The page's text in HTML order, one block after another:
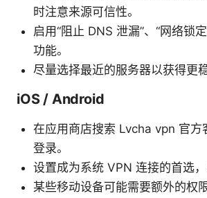
时注意来源可信性。
启用“阻止 DNS 泄漏”、“网络锁
功能。
尽量选择最近的服务器以获得更
iOS / Android
在应用商店搜索 Lvcha vpn 官方
登录。
设置成为系统 VPN 连接的首选，
某些移动设备可能需要额外的权